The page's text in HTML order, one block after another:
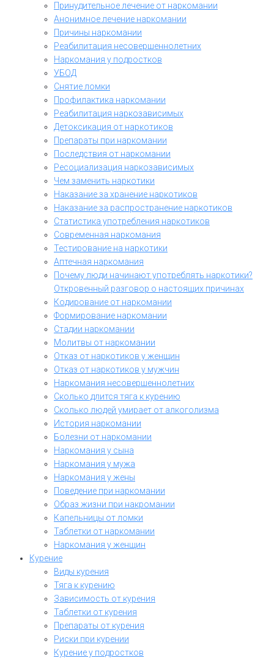
Принудительное лечение от наркомании
Анонимное лечение наркомании
Причины наркомании
Реабилитация несовершеннолетних
Наркомания у подростков
УБОД
Снятие ломки
Профилактика наркомании
Реабилитация наркозависимых
Детоксикация от наркотиков
Препараты при наркомании
Последствия от наркомании
Ресоциализация наркозависимых
Чем заменить наркотики
Наказание за хранение наркотиков
Наказание за распространение наркотиков
Статистика употребления наркотиков
Современная наркомания
Тестирование на наркотики
Аптечная наркомания
Почему люди начинают употреблять наркотики?
Откровенный разговор о настоящих причинах
Кодирование от наркомании
Формирование наркомании
Стадии наркомании
Молитвы от наркомании
Отказ от наркотиков у женщин
Отказ от наркотиков у мужчин
Наркомания несовершеннолетних
Сколько длится тяга к курению
Сколько людей умирает от алкоголизма
История наркомании
Болезни от наркомании
Наркомания у сына
Наркомания у мужа
Наркомания у жены
Поведение при наркомании
Образ жизни при накромании
Капельницы от ломки
Таблетки от наркомании
Наркомания у женщин
Курение
Виды курения
Тяга к курению
Зависимость от курения
Таблетки от курения
Препараты от курения
Риски при курении
Курение у подростков